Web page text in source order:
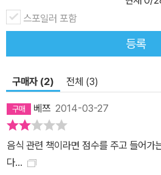
자란 유년의 시간을, 엄마의 젖무덤 근처
며 인생의 가장 순진한 시간 근처로 다
위해 음식을 만들고 접시 위의 사랑을 맛
기에는 단순히 지은이의 개인적 경험이
분량이지만 강한 인상을 남기는 단편소
이렇듯 다양한 장르의 이야기들로 발전
앉아 함께 먹는 식사’라는 큰 주제 아래
이야기들 하나하나에 가만히 집중하다보
스포일러 포함
등록
구매자 (2) 전체 (3)
베쯔 2014-03-27
음식 관련 책이라면 점수를 주고 들어가
다...